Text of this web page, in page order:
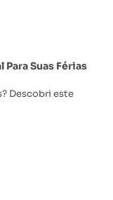
Suas Férias
Descobri este